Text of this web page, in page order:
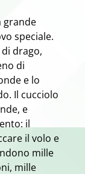
grande
speciale.
drago,
di
e lo
Il cucciolo
e
il
il volo e
mille
mille